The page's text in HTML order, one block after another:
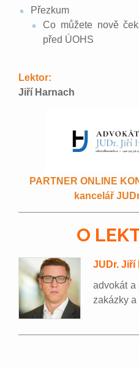
Přezkum
Co můžete nově
před ÚOHS
Lektor:
Jiří Harnach
PARTNER ONLINE
kancelář
O
JUDr. Jiří
advokát a
zakázky